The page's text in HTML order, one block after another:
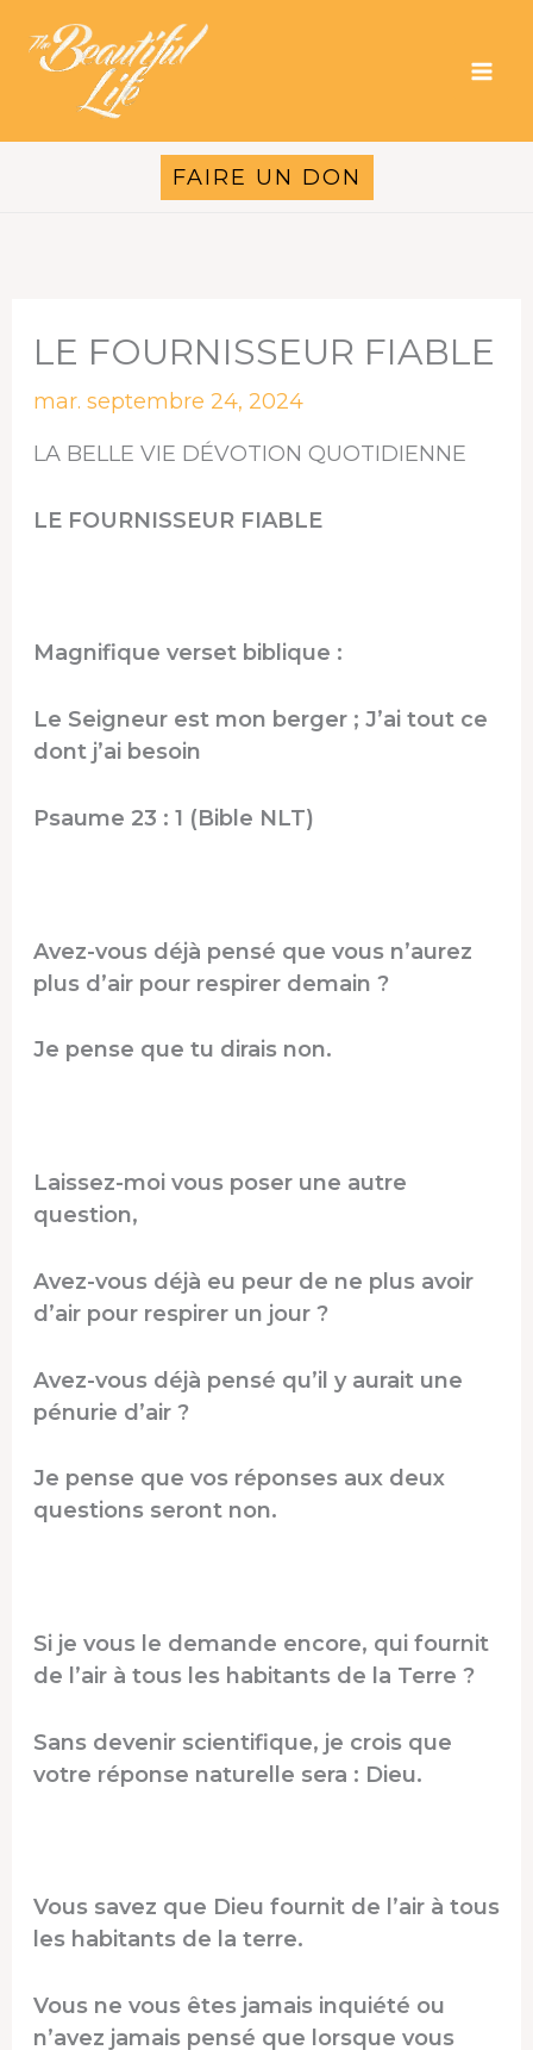
contenu
FAIRE UN DON
LE FOURNISSEUR FIABLE
mar. septembre 24, 2024
LA BELLE VIE DÉVOTION QUOTIDIENNE
LE FOURNISSEUR FIABLE
Magnifique verset biblique :
Le Seigneur est mon berger ; J’ai tout ce
dont j’ai besoin
Psaume 23 : 1 (Bible NLT)
Avez-vous déjà pensé que vous n’aurez
plus d’air pour respirer demain ?
Je pense que tu dirais non.
Laissez-moi vous poser une autre
question,
Avez-vous déjà eu peur de ne plus avoir
d’air pour respirer un jour ?
Avez-vous déjà pensé qu’il y aurait une
pénurie d’air ?
Je pense que vos réponses aux deux
questions seront non.
Si je vous le demande encore, qui fournit
de l’air à tous les habitants de la Terre ?
Sans devenir scientifique, je crois que
votre réponse naturelle sera : Dieu.
Vous savez que Dieu fournit de l’air à tous
les habitants de la terre.
Vous ne vous êtes jamais inquiété ou
n’avez jamais pensé que lorsque vous